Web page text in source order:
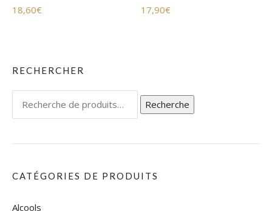
18,60€ 17,90€
RECHERCHER
Recherche
CATÉGORIES DE PRODUITS
Alcools